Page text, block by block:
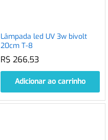
Lâmpada led UV 3w bivolt
20cm T-8
R$ 266,53
Adicionar ao carrinho